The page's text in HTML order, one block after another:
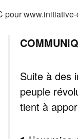
pour
Suite à des
peuple
tient à